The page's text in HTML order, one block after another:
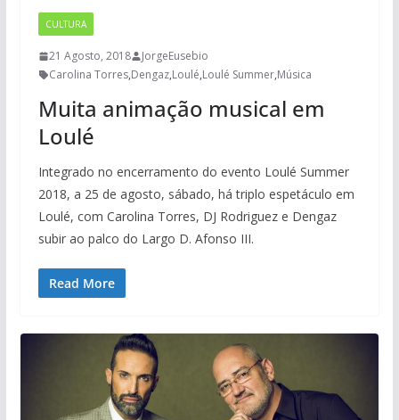
CULTURA
21 Agosto, 2018
JorgeEusebio
Carolina Torres,Dengaz,Loulé,Loulé Summer,Música
Muita animação musical em
Loulé
Integrado no encerramento do evento Loulé Summer
2018, a 25 de agosto, sábado, há triplo espetáculo em
Loulé, com Carolina Torres, DJ Rodriguez e Dengaz
subir ao palco do Largo D. Afonso III.
Read More